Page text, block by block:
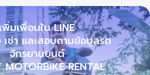
พิ่มเพื่อนใน LINE
ช่า และสอบถามข้อมูลรถ
จักรยานยนต์
MOTORBIKE RENTAL